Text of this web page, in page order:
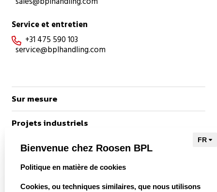
Service et entretien
 +31 475 590 103
service@bplhandling.com
Sur mesure
Projets industriels
Références
vers Kieu Engineering
Bienvenue chez Roosen BPL
select language
Politique en matière de cookies
Cookies, ou techniques similaires, que nous utilisons